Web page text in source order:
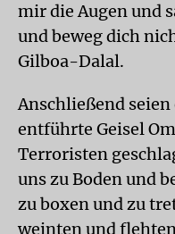
mir die Augen und
und beweg dich
Gilboa-Dalal.
Anschließend
entführte Geisel
Terroristen
uns zu Boden und
zu boxen und zu
weinten und